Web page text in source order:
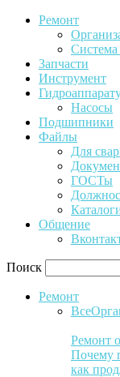
Ремонт
Система
Запчасти
Инструмент
Насосы
Подшипники
Файлы
Для
ГОСТы
Общение
Поиск
Ремонт
Все
Ремонт
Почему
как